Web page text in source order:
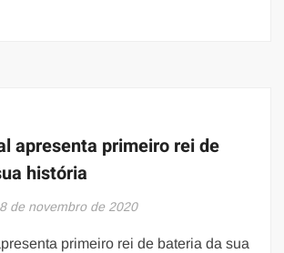
apresenta primeiro rei de
história
de novembro de 2020
primeiro rei de bateria da sua